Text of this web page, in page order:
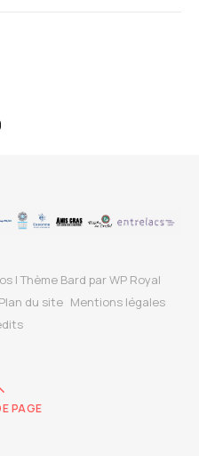
|Thème Bard parWP Royal
Plan du site Mentions légales
PAGE